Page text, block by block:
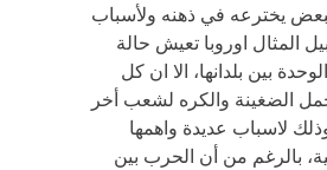
يخترعه في ذهنه ولأسباب
المثال اوروبا تعيش حالة
بين بلدانها، الا ان كل
الضغينة والكره لشعب أخر
لاسباب عديدة واهمها
بالرغم من أن الحرب بين